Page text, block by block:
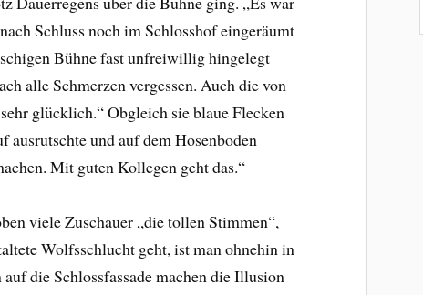
Schluss noch im Schlosshof eingeräumt
Bühne fast unfreiwillig hingelegt
alle Schmerzen vergessen. Auch die von
glücklich.“ Obgleich sie blaue Flecken
ausrutschte und auf dem Hosenboden
Mit guten Kollegen geht das.“
viele Zuschauer „die tollen Stimmen“,
Wolfsschlucht geht, ist man ohnehin in
die Schlossfassade machen die Illusion